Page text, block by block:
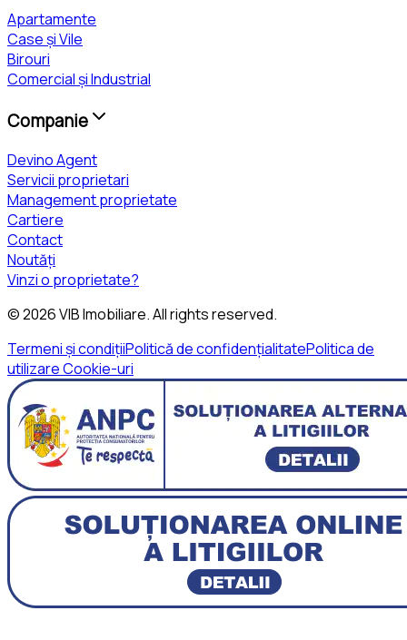
Apartamente
Case și Vile
Birouri
Comercial și Industrial
Companie
Devino Agent
Servicii proprietari
Management proprietate
Cartiere
Contact
Noutăți
Vinzi o proprietate?
©2026VIB Imobiliare. All rights reserved.
Termeni și condițiiPolitică de confidențialitatePolitica de
utilizare Cookie-uri